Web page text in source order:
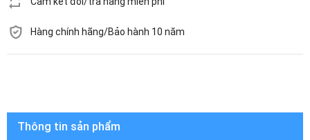
Hàng chính hãng/Bảo hành 10 năm
Thông tin sản phẩm